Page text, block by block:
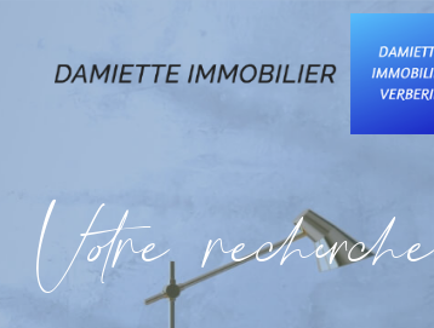
Vore recece